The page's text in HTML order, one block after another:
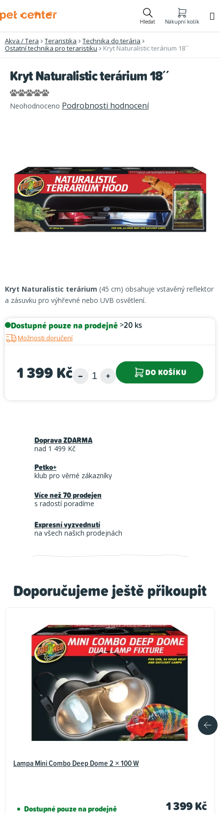
na
Hledat Nákupní košík
Akva / Tera Teraristika
Technika do terária
Ostatní technika pro teraristiku
Kryt Naturalistic terárium 18´´
Kryt Naturalistic terárium (45 cm) obsahuje vstavěný reflektor
a zásuvku pro výhřevné nebo UVB osvětlení.
Dostupné pouze na prodejně>20 ks
Možnosti doručení
1 399 Kč DO KOŠÍKU
Kryt Naturalistic terárium 18´´
Průměrné
hodnocení
hvězdiček.
Neohodnoceno Podrobnosti hodnocení
Doporučujeme ještě přikoupit
Lampa Mini Combo Deep Dome 2 × 100 W
Dostupné pouze na prodejně 1 399 Kč
Doprava ZDARMA
nad 1 499 Kč
Petko+
klub pro věrné zákazníky
Více než 70 prodejen
s radostí poradíme
Expresní vyzvednutí
na všech našich prodejnách